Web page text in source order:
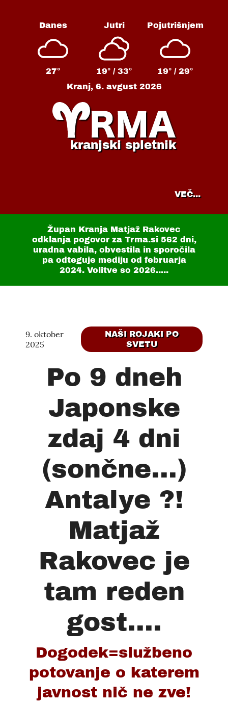
Danes
27°
Jutri
19° / 33°
Pojutrišnjem
19° / 29°
Kranj, 6. avgust 2026
kranjski spletnik
VEČ...
Župan Kranja Matjaž Rakovec
odklanja pogovor za Trma.si 562 dni,
uradna vabila, obvestila in sporočila
pa odteguje mediju od februarja
2024. Volitve so 2026.....
9. oktober
2025
NAŠI ROJAKI PO
SVETU
Po 9 dneh
Japonske
zdaj 4 dni
(sončne...)
Antalye ?!
Matjaž
Rakovec je
tam reden
gost....
Dogodek=službeno
potovanje o katerem
javnost nič ne zve!